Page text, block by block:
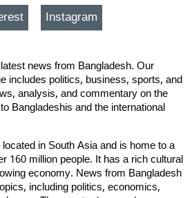
Instagram
news from Bangladesh. Our
includes politics, business, sports, and
analysis, and commentary on the
Bangladeshis and the international
in South Asia and is home to a
160 million people. It has a rich cultural
economy. News from Bangladesh
including politics, economics,